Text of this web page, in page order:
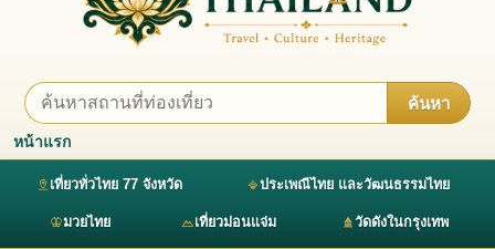
ค้นหา
หน้าแรก
เที่ยวทั่วไทย 77 จังหวัด ประเพณีไทย และวัฒนธรรมไทย
มวยไทย เที่ยวม่อนแจ่ม วัดดังในกรุงเทพ